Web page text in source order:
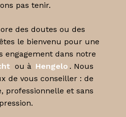
pas tenir.
des doutes ou des
le bienvenu pour une
engagement dans notre
ou à Hengelo . Nous
de vous conseiller : de
professionnelle et sans
pression.